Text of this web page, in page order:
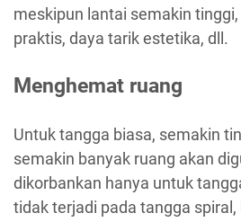
meskipun lantai semakin
praktis, daya tarik estetika, dll.
Menghemat ruang
Untuk tangga biasa, semakin
semakin banyak ruang akan
dikorbankan hanya untuk
tidak terjadi pada tangga